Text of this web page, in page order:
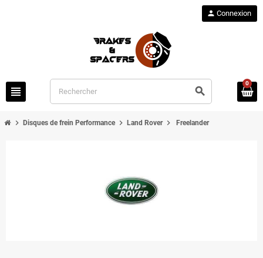
view_headline search
person Connexion
0
chevron_right Disques de frein Performance chevron_right Land Rover chevron_right Freelander